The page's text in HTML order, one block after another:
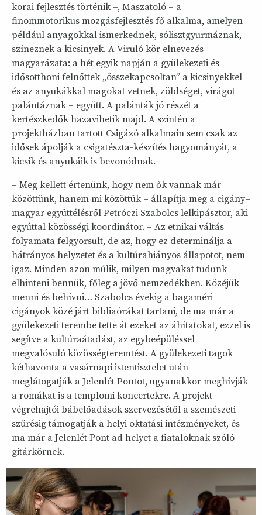
korai fejlesztés történik –, Maszatoló – a
finommotorikus mozgásfejlesztés fő alkalma, amelyen
például anyagokkal ismerkednek, sólisztgyurmáznak,
színeznek a kicsinyek. A Viruló kör elnevezés
magyarázata: a hét egyik napján a gyülekezeti és
idősotthoni felnőttek „összekapcsoltan” a kicsinyekkel
és az anyukákkal magokat vetnek, zöldséget, virágot
palántáznak – együtt. A palánták jó részét a
kertészkedők hazavihetik majd. A szintén a
projektházban tartott Csigázó alkalmain sem csak az
idősek ápolják a csigatészta-készítés hagyományát, a
kicsik és anyukáik is bevonódnak.
– Meg kellett értenünk, hogy nem ők vannak már
közöttünk, hanem mi közöttük – állapítja meg a cigány–
magyar együttélésről Petróczi Szabolcs lelkipásztor, aki
egyúttal közösségi koordinátor. – Az etnikai váltás
folyamata felgyorsult, de az, hogy ez determinálja a
hátrányos helyzetet és a kultúrahiányos állapotot, nem
igaz. Minden azon múlik, milyen magvakat tudunk
elhinteni bennük, főleg a jövő nemzedékben. Közéjük
menni és behívni… Szabolcs évekig a bagaméri
cigányok közé járt bibliaórákat tartani, de ma már a
gyülekezeti terembe tette át ezeket az áhítatokat, ezzel is
segítve a kultúraátadást, az egybeépüléssel
megvalósuló közösségteremtést. A gyülekezeti tagok
kéthavonta a vasárnapi istentisztelet után
meglátogatják a Jelenlét Pontot, ugyanakkor meghívják
a romákat is a templomi koncertekre. A projekt
végrehajtói bábelőadások szervezésétől a szemészeti
szűrésig támogatják a helyi oktatási intézményeket, és
ma már a Jelenlét Pont ad helyet a fiataloknak szóló
gitárkörnek.